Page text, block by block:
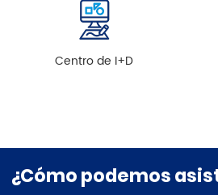
Centro de I+D
¿Cómo podemos